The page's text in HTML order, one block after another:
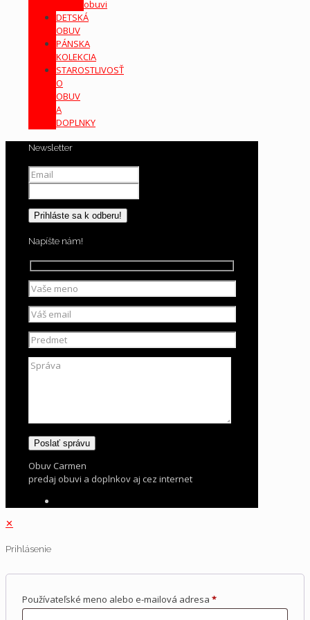
obuvi
DETSKÁ
OBUV
PÁNSKA
KOLEKCIA
STAROSTLIVOSŤ
O
OBUV
A
DOPLNKY
Newsletter
Napíšte nám!
Obuv Carmen
predaj obuvi a doplnkov aj cez internet
✕
Prihlásenie
Používateľské meno alebo e-mailová adresa *